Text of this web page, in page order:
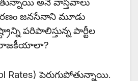
జనసేనాని మూడు
పరిపాలిస్తున్న పార్టీల
రాజకీయాలా?
Rates) పెరుగుపోతున్నాయి.